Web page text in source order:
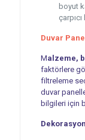
boyut
Duvar
Malzeme,
faktörlere
filtreleme
duvar
bilgileri için